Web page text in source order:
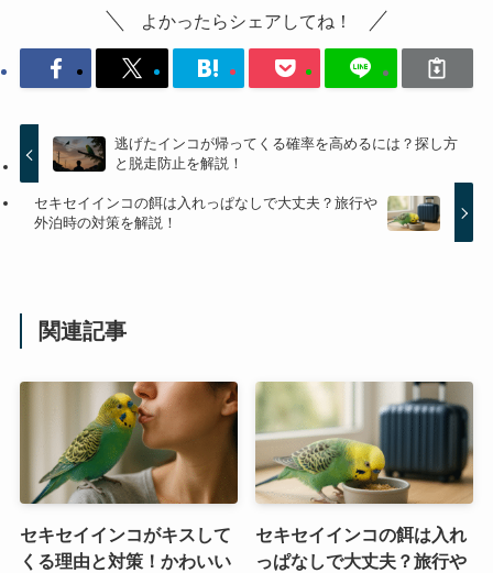
よかったらシェアしてね！
逃げたインコが帰ってくる確率を高めるには？探し方
と脱走防止を解説！
セキセイインコの餌は入れっぱなしで大丈夫？旅行や
外泊時の対策を解説！
関連記事
セキセイインコがキスして
くる理由と対策！かわいい
セキセイインコの餌は入れ
っぱなしで大丈夫？旅行や